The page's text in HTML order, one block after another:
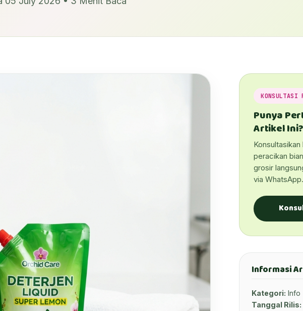
KONSULTASI
Punya
Artikel Ini?
peracikan
grosir
via WhatsApp.
Informasi
Kategori: Info
Tanggal Rilis: